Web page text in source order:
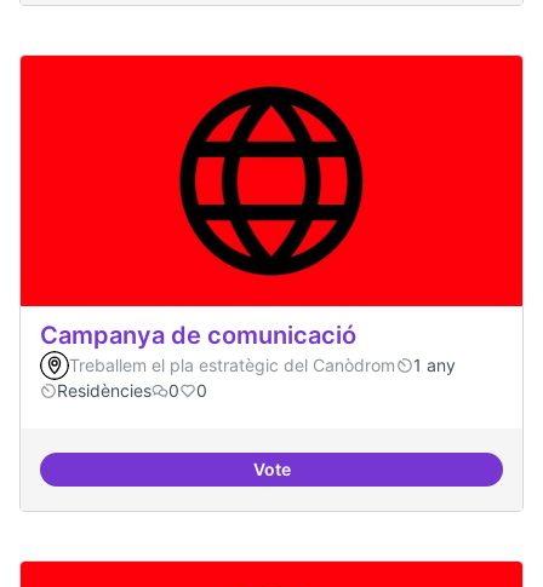
Campanya de comunicació
Treballem el pla estratègic del Canòdrom
1 any
Residències
0 0
VoteCampanya de comunicació